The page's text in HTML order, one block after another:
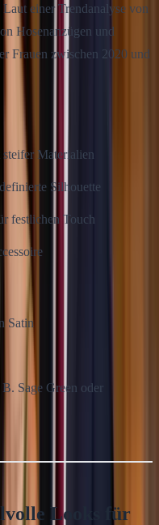
einer Trendanalyse von
Hosenanzügen und
Frauen zwischen 2020 und
Materialien
Silhouette
festlichen Touch
Satin
Sage Green oder
Looks für